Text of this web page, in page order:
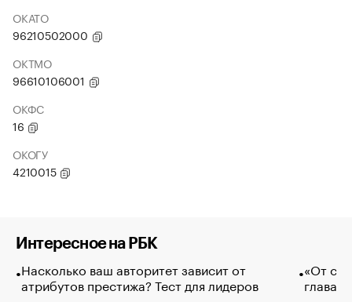
ОКАТО
96210502000
ОКТМО
96610106001
ОКФС
16
ОКОГУ
4210015
Интересное на РБК
Насколько ваш авторитет зависит от
атрибутов престижа? Тест для лидеров
«От
глава